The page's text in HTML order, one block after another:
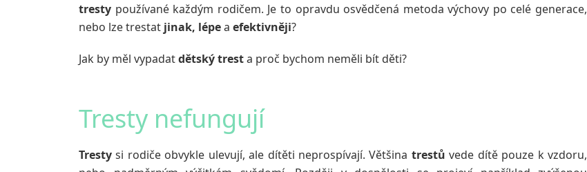
tresty používané každým rodičem. Je to opravdu osvědčená metoda výchovy po celé generace,
nebo lze trestat jinak, lépea efektivněji?
Jak by měl vypadatdětský tresta proč bychom neměli bít děti?
Tresty nefungují
Tresty si rodiče obvykle ulevují, ale dítěti neprospívají. Většina trestů vede dítě pouze k vzdoru,